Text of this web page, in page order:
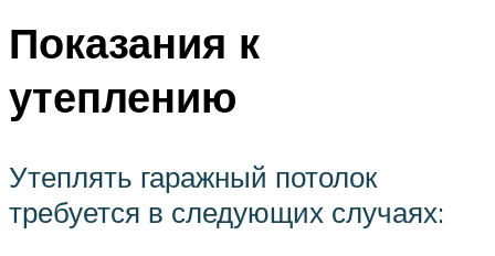
Показания к
утеплению
Утеплять гаражный потолок
требуется в следующих случаях: